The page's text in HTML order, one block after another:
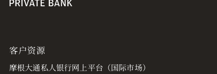
客户资源
摩根大通私人银行网上平台（国际市场）